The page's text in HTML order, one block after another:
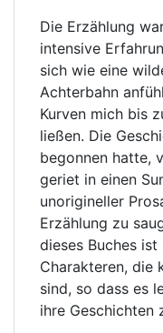
Die Erzählung
intensive
sich wie eine
Achterbahn
Kurven mich bis
ließen. Die
begonnen hatte,
geriet in einen
unorigineller
Erzählung zu
dieses Buches
Charakteren, die
sind, so dass es
ihre Geschichten